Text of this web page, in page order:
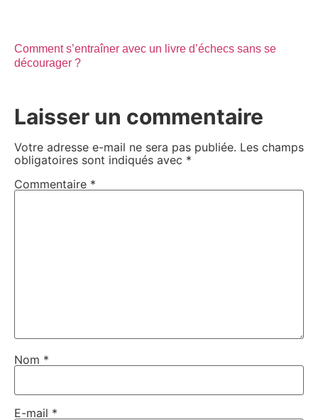
Comment s’entraîner avec un livre d’échecs sans se
décourager ?
Laisser un commentaire
Votre adresse e-mail ne sera pas publiée. Les champs
obligatoires sont indiqués avec *
Commentaire *
Nom *
E-mail *